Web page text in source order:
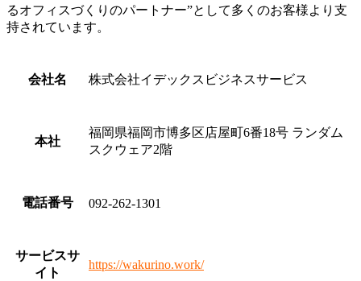
るオフィスづくりのパートナー”として多くのお客様より支
持されています。
会社名 株式会社イデックスビジネスサービス
本社
福岡県福岡市博多区店屋町6番18号 ランダム
スクウェア2階
電話番号 092-262-1301
サービスサ
イト
https://wakurino.work/